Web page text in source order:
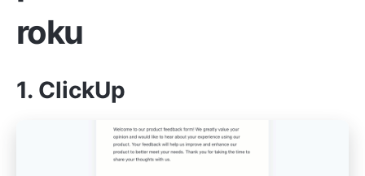
roku
1. ClickUp